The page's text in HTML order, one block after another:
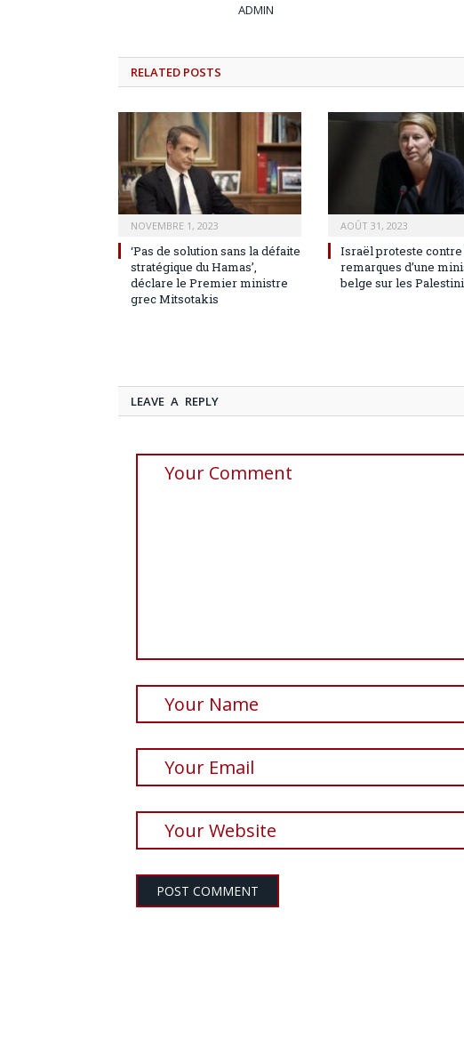
ADMIN
RELATED POSTS
NOVEMBRE 1, 2023
‘Pas de solution sans la défaite
stratégique du Hamas’,
déclare le Premier ministre
grec Mitsotakis
AOÛT 31, 2023
Israël proteste contre
remarques d’une
belge sur les
LEAVE A REPLY